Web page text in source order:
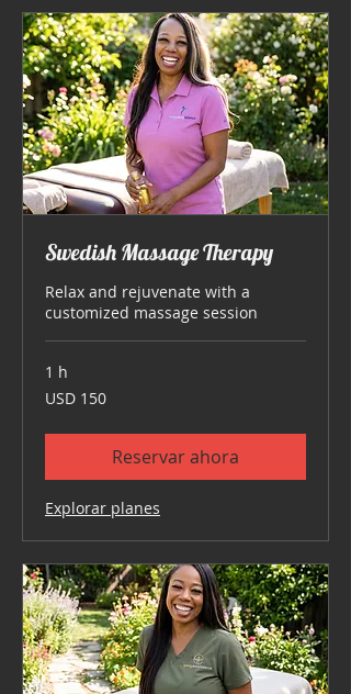
Swedish Massage Therapy
Relax and rejuvenate with a
customized massage session
1 h
150
dólares
USD 150
Reservar ahora
Explorar planes